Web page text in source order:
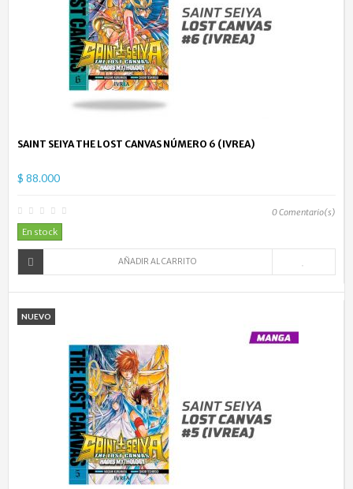
SAINT SEIYA THE LOST CANVAS NÚMERO 6 (IVREA)
$ 88.000
0Comentario(s)
En stock
AÑADIR AL CARRITO
NUEVO